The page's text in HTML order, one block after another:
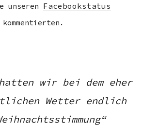
unseren Facebookstatus
kommentierten.
hatten wir bei dem eher
Wetter endlich